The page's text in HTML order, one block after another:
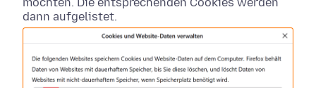
möchten. Die entsprechenden Cookies werden
dann aufgelistet.